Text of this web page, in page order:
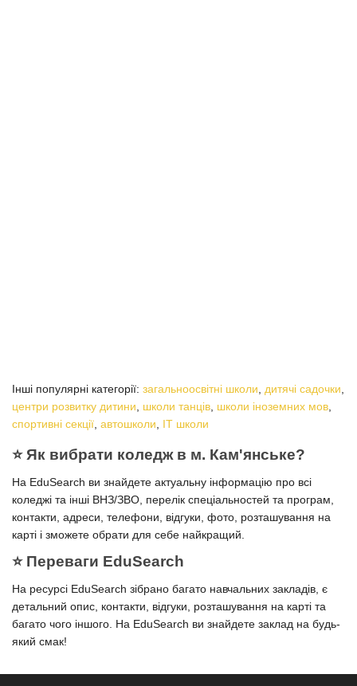
Інші популярні категорії: загальноосвітні школи, дитячі садочки,
центри розвитку дитини, школи танців, школи іноземних мов,
спортивні секції, автошколи, IT школи
⭐️ Як вибрати коледж в м. Кам'янське?
На EduSearch ви знайдете актуальну інформацію про всі
коледжі та інші ВНЗ/ЗВО, перелік спеціальностей та програм,
контакти, адреси, телефони, відгуки, фото, розташування на
карті і зможете обрати для себе найкращий.
⭐️ Переваги EduSearch
На ресурсі EduSearch зібрано багато навчальних закладів, є
детальний опис, контакти, відгуки, розташування на карті та
багато чого іншого. На EduSearch ви знайдете заклад на будь-
який смак!